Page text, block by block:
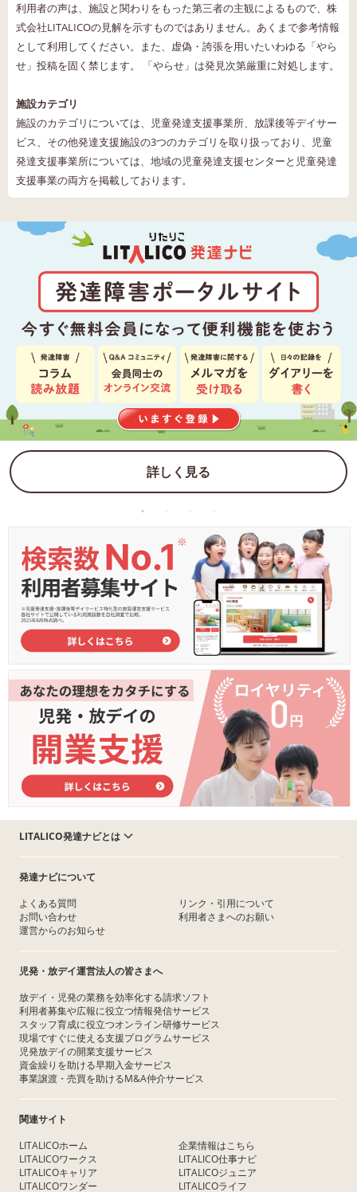
利用者の声は、施設と関わりをもった第三者の主観によるもので、株
式会社LITALICOの見解を示すものではありません。あくまで参考情報
として利用してください。また、虚偽・誇張を用いたいわゆる「やら
せ」投稿を固く禁じます。 「やらせ」は発見次第厳重に対処します。
施設カテゴリ
施設のカテゴリについては、児童発達支援事業所、放課後等デイサー
ビス、その他発達支援施設の3つのカテゴリを取り扱っており、児童
発達支援事業所については、地域の児童発達支援センターと児童発達
支援事業の両方を掲載しております。
詳しく見る
LITALICO発達ナビとは
発達ナビについて
よくある質問
お問い合わせ
運営からのお知らせ
リンク・引用について
利用者さまへのお願い
児発・放デイ運営法人の皆さまへ
放デイ・児発の業務を効率化する請求ソフト
利用者募集や広報に役立つ情報発信サービス
スタッフ育成に役立つオンライン研修サービス
現場ですぐに使える支援プログラムサービス
児発放デイの開業支援サービス
資金繰りを助ける早期入金サービス
事業譲渡・売買を助けるM&A仲介サービス
関連サイト
LITALICOホーム
LITALICOワークス
LITALICOキャリア
LITALICOワンダー
企業情報はこちら
LITALICO仕事ナビ
LITALICOジュニア
LITALICOライフ